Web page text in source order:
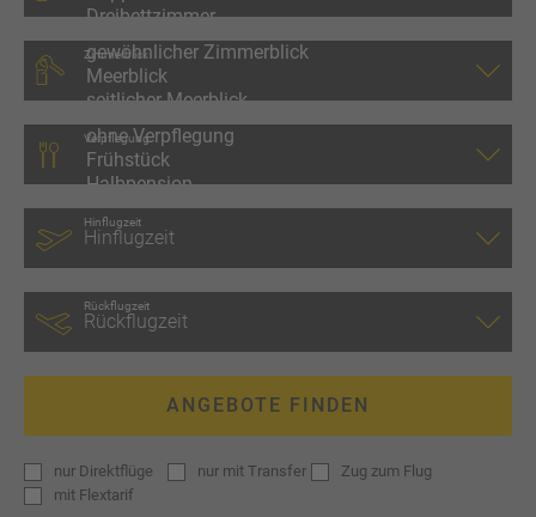
Zimmerblick
ANGEBOTE FINDEN
nur Direktflüge nur mit Transfer
Zug zum Flug
mit Flextarif
Verpflegung
Hinflugzeit
Rückflugzeit